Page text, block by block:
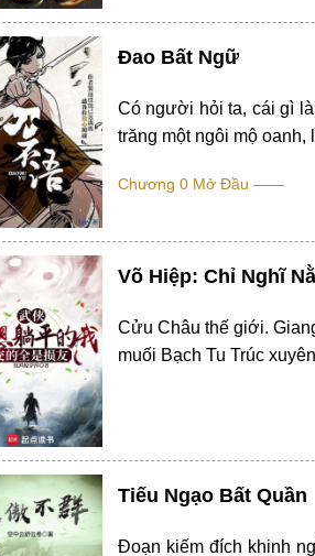
Đao Bất Ngữ
Có người hỏi ta, cái gì
trăng một ngôi mộ
Chương 0 Mở Đầu ——
Võ Hiệp: Chỉ Nghĩ
Cửu Châu thế giới.
muối Bạch Tu Trúc
Tiếu Ngạo Bất Quần
Đoạn kiếm đích khinh